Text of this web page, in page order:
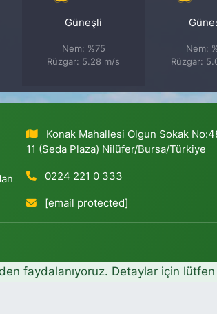
Güneşli
Nem: %75
Rüzgar: 5.28 m/s
Nem:
Rüzgar:
Konak Mahallesi Olgun Sokak
11 (Seda Plaza) Nilüfer/Bursa/Türkiye
0224 221 0 333
[email protected]
faydalanıyoruz. Detaylar için lütfen